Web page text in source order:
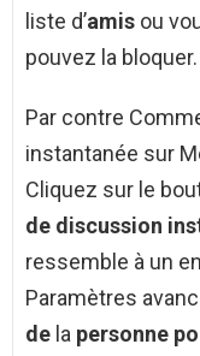
liste d’amis ou
pouvez la bloquer.
Par contre
instantanée sur
Cliquez sur le
de discussion
ressemble à un
Paramètres
de la personne